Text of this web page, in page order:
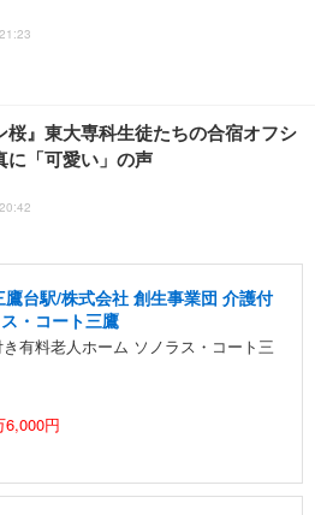
桜』東大専科生徒たちの合宿オフシ
に「可愛い」の声
台駅/株式会社 創生事業団 介護付
・コート三鷹
有料老人ホーム ソノラス・コート三
6,000円